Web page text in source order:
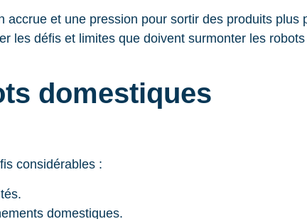
et une pression pour sortir des produits plus
les défis et limites que doivent surmonter les
domestiques
considérables :
domestiques.